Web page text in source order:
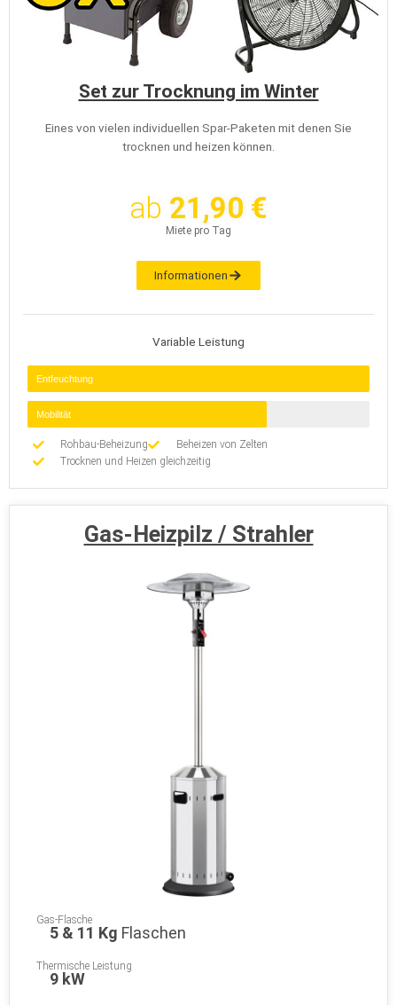
Set zur Trocknung im Winter
Eines von vielen individuellen Spar-Paketen mit denen Sie
trocknen und heizen können.
ab 21,90 €
Miete pro Tag
Informationen
Variable Leistung
Entfeuchtung
Mobilität
Rohbau-Beheizung
Beheizen von Zelten
Trocknen und Heizen gleichzeitig
Gas-Heizpilz / Strahler
Gas-Flasche
5 & 11 Kg Flaschen
Thermische Leistung
9 kW